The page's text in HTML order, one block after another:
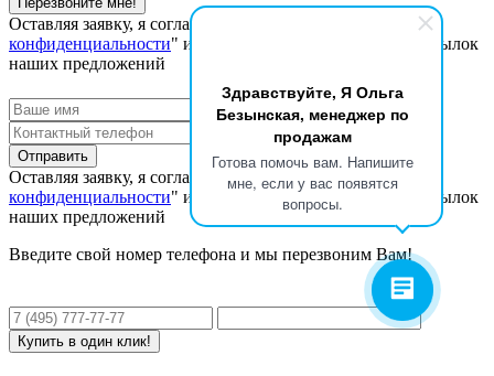
Здравствуйте, Я Ольга
Безынская, менеджер по
продажам
Готова помочь вам. Напишите
мне, если у вас появятся
вопросы.
Оставляя заявку, я соглашаюсь с "
конфиденциальности" и даю согласие на получение рассылок
наших предложений
Оставляя заявку, я соглашаюсь с "Политикой
конфиденциальности" и даю согласие на получение рассылок
наших предложений
Введите свой номер телефона и мы перезвоним Вам!